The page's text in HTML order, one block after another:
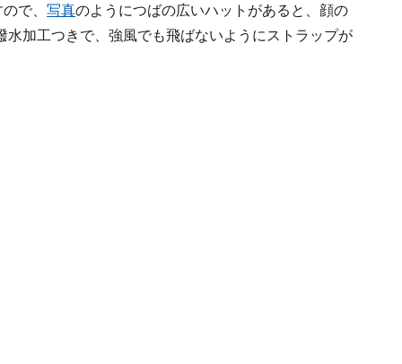
で、 写真のようにつばの広いハットがあると、顔の
加工つきで、強風でも飛ばないようにストラップが